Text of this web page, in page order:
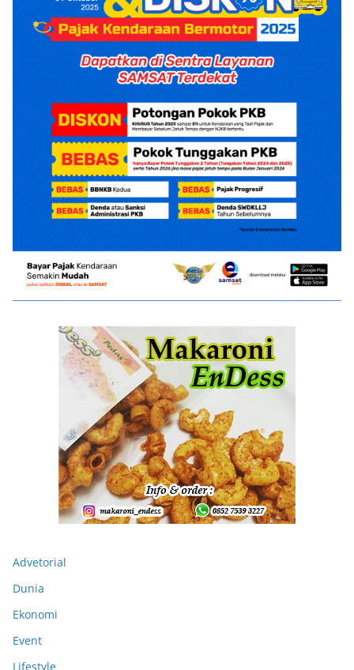
Advetorial
Dunia
Ekonomi
Event
Lifestyle